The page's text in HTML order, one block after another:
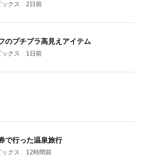
クス 2日前
のプチプラ高見えアイテム
クス 1日前
で行った温泉旅行
クス 12時間前